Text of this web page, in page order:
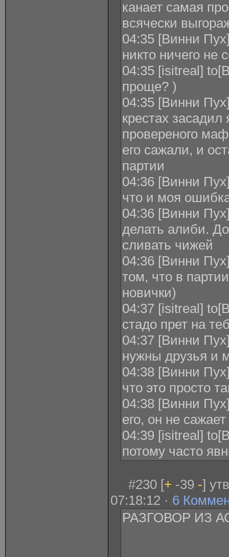
канает самая
всячески
04:35 [Винни
никто ничего не
04:35 [isitreal]
проще? )
04:35 [Винни
крестах засадил
провереного
его сажали, и
партии
04:36 [Винни
что и моя
04:36 [Винни
делать алиби.
сливать чижей
04:36 [Винни
том, что в
новички)
04:37 [isitreal]
стадо прет на
04:37 [Винни
нужны друзья и
04:38 [Винни
что это просто
04:38 [Винни
его, он не
04:39 [isitreal]
потому часто
#230 [+ -39 -]
07:18:12 · 6
РАЗГОВОР ИЗ